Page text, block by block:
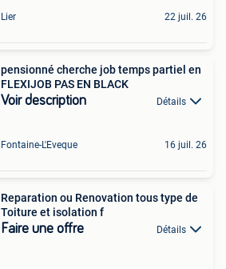
Lier 22 juil. 26
pensionné cherche job temps partiel en
FLEXIJOB PAS EN BLACK
Voir description Détails
Fontaine-L'Eveque 16 juil. 26
Reparation ou Renovation tous type de
Toiture et isolation f
Faire une offre Détails